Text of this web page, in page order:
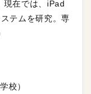
現在では、iPad
テムを研究。専
校）